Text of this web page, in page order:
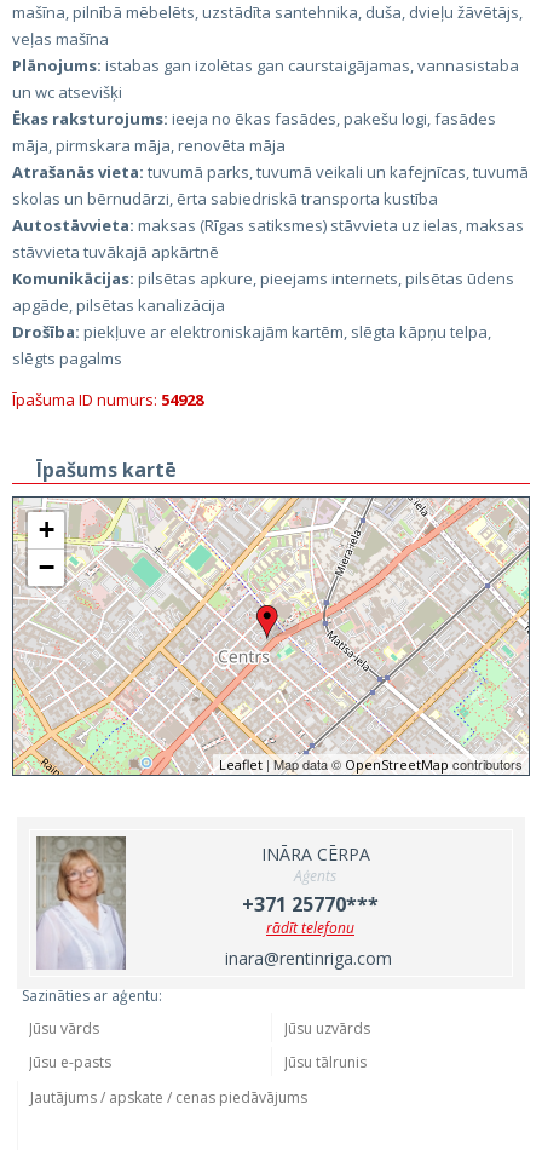
mašīna, pilnībā mēbelēts, uzstādīta santehnika, duša, dvieļu žāvētājs,
veļas mašīna
Plānojums: istabas gan izolētas gan caurstaigājamas, vannasistaba
un wc atsevišķi
Ēkas raksturojums: ieeja no ēkas fasādes, pakešu logi, fasādes
māja, pirmskara māja, renovēta māja
Atrašanās vieta: tuvumā parks, tuvumā veikali un kafejnīcas, tuvumā
skolas un bērnudārzi, ērta sabiedriskā transporta kustība
Autostāvvieta: maksas (Rīgas satiksmes) stāvvieta uz ielas, maksas
stāvvieta tuvākajā apkārtnē
Komunikācijas: pilsētas apkure, pieejams internets, pilsētas ūdens
apgāde, pilsētas kanalizācija
Drošība: piekļuve ar elektroniskajām kartēm, slēgta kāpņu telpa,
slēgts pagalms
Īpašuma ID numurs: 54928
Īpašums kartē
+
−
Leaflet | Map data © OpenStreetMap contributors
INĀRA CĒRPA
Aģents
+371 25770***
rādīt telefonu
inara@rentinriga.com
Sazināties ar aģentu: